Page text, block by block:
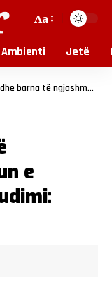
Aa
Ambienti Jetë
ulin rrezikun e kancerit, sugjeron studimi: ScienceAlert
e